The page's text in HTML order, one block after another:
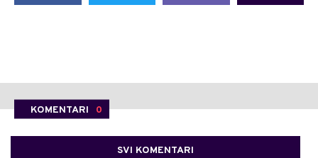
KOMENTARI 0
SVI KOMENTARI